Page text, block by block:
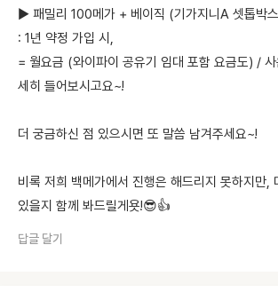
▶ 패밀리 100메가 + 베이직 (기가지니A 셋톱박
: 1년 약정 가입 시,
= 월요금 (와이파이 공유기 임대 포함 요금도) /
세히 들어보시고요~!
더 궁금하신 점 있으시면 또 말씀 남겨주세요~!
비록 저희 백메가에서 진행은 해드리지 못하지만,
있을지 함께 봐드릴게욧!😎👍
답글 달기